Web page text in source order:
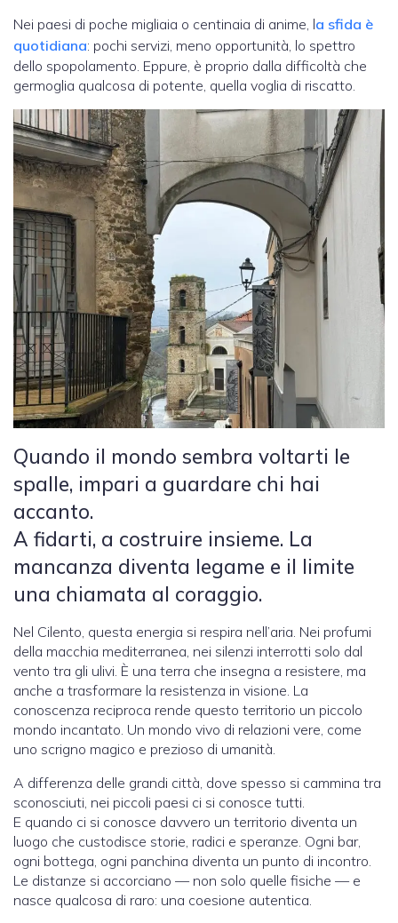
Nei paesi di poche migliaia o centinaia di anime, la sfida è
quotidiana: pochi servizi, meno opportunità, lo spettro
dello spopolamento. Eppure, è proprio dalla difficoltà che
germoglia qualcosa di potente, quella voglia di riscatto.
Quando il mondo sembra voltarti le
spalle, impari a guardare chi hai
accanto.
A fidarti, a costruire insieme. La
mancanza diventa legame e il limite
una chiamata al coraggio.
Nel Cilento, questa energia si respira nell’aria. Nei profumi
della macchia mediterranea, nei silenzi interrotti solo dal
vento tra gli ulivi. È una terra che insegna a resistere, ma
anche a trasformare la resistenza in visione. La
conoscenza reciproca rende questo territorio un piccolo
mondo incantato. Un mondo vivo di relazioni vere, come
uno scrigno magico e prezioso di umanità.
A differenza delle grandi città, dove spesso si cammina tra
sconosciuti, nei piccoli paesi ci si conosce tutti.
E quando ci si conosce davvero un territorio diventa un
luogo che custodisce storie, radici e speranze. Ogni bar,
ogni bottega, ogni panchina diventa un punto di incontro.
Le distanze si accorciano — non solo quelle fisiche — e
nasce qualcosa di raro: una coesione autentica.